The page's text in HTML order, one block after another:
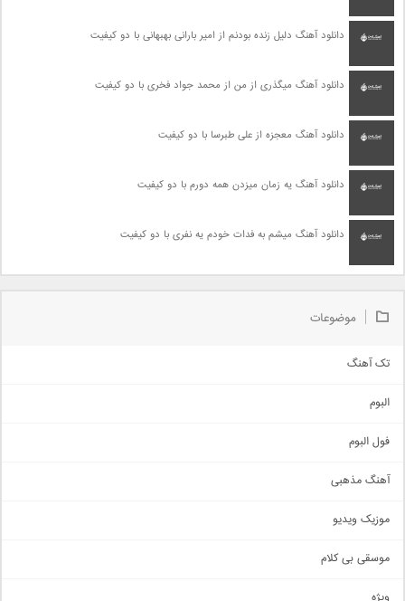
دانلود آهنگ دلیل زنده بودنم از امیر بارانی بهبهانی با دو کیفیت
دانلود آهنگ میگذری از من از محمد جواد فخری با دو کیفیت
دانلود آهنگ معجزه از علی طبرسا با دو کیفیت
دانلود آهنگ یه زمان میزدن همه دورم با دو کیفیت
دانلود آهنگ میشم به فدات خودم یه نفری با دو کیفیت
موضوعات
تک آهنگ
اجتماعی
حماسی
سنتی
اهنگ بندرعباسی
البوم
فول البوم
آهنگ مذهبی
موزیک ویدیو
موسقی بی کلام